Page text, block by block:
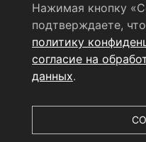
© 2004 - 2026
ЭЛ № ФС 77 - 79754 от
технологий и массовых
Нажимая кнопку
подтверждаете,
политику
согласие на
данных.